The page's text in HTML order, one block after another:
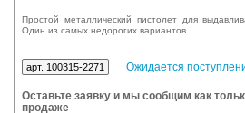
Простой металлический пистолет для
Один из самых недорогих вариантов
арт. 100315-2271 Ожидается
Оставьте заявку и мы сообщим как
продаже